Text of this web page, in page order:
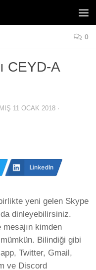
0
CEYD-A
11 OCAK 2018 ·
LinkedIn
yeni gelen Skype
da dinleyebilirsiniz.
kimden
Bilindiği gibi
Twitter, Gmail,
ve Discord